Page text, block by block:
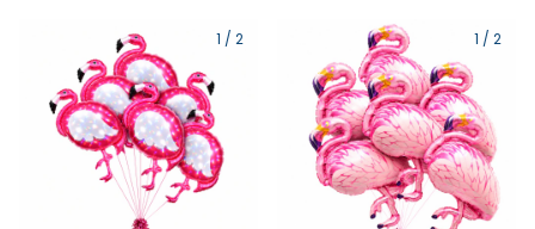
1 / 2 1 / 2